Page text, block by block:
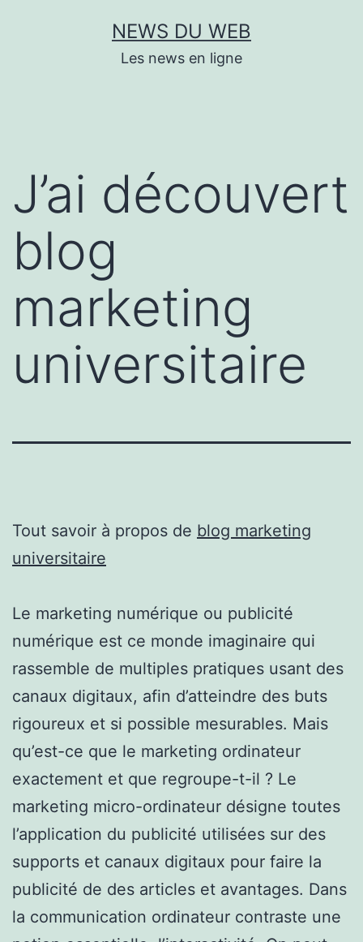
NEWS DU WEB
Les news en ligne
J’ai découvert
blog
marketing
universitaire
Tout savoir à propos de blog marketing
universitaire
Le marketing numérique ou publicité
numérique est ce monde imaginaire qui
rassemble de multiples pratiques usant des
canaux digitaux, afin d’atteindre des buts
rigoureux et si possible mesurables. Mais
qu’est-ce que le marketing ordinateur
exactement et que regroupe-t-il ? Le
marketing micro-ordinateur désigne toutes
l’application du publicité utilisées sur des
supports et canaux digitaux pour faire la
publicité de des articles et avantages. Dans
la communication ordinateur contraste une